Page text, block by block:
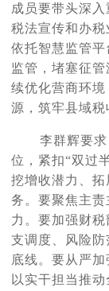
成员要带头深
税法宣传和办
依托智慧监管
监管，堵塞征
续优化营商环
源，筑牢县域税
李群辉要
位，紧扣“双过
挖增收潜力、
务。要聚焦主
力。要加强财
支调度、风险
底线。要从严
以实干担当推